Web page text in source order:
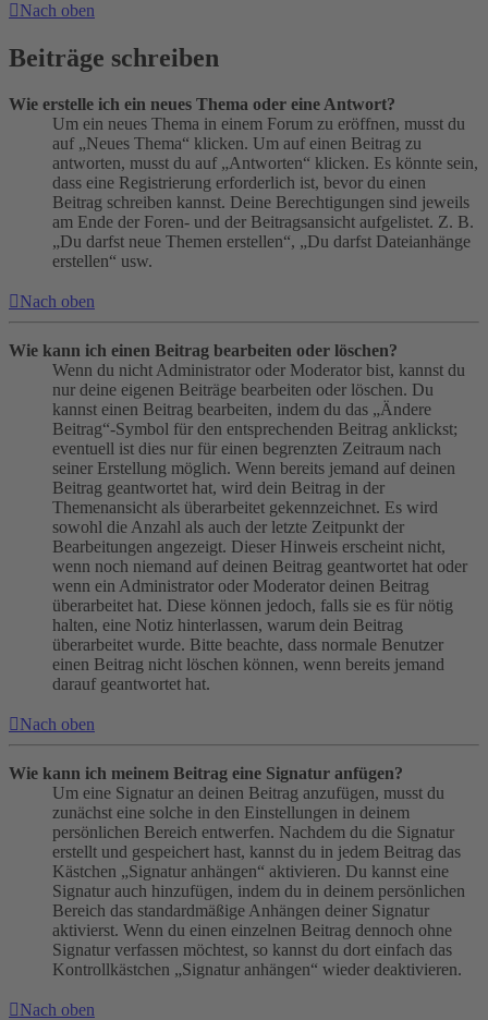
Nach oben
Beiträge schreiben
Wie erstelle ich ein neues Thema oder eine Antwort?
Um ein neues Thema in einem Forum zu eröffnen, musst du
auf „Neues Thema“ klicken. Um auf einen Beitrag zu
antworten, musst du auf „Antworten“ klicken. Es könnte sein,
dass eine Registrierung erforderlich ist, bevor du einen
Beitrag schreiben kannst. Deine Berechtigungen sind jeweils
am Ende der Foren- und der Beitragsansicht aufgelistet. Z. B.
„Du darfst neue Themen erstellen“, „Du darfst Dateianhänge
erstellen“ usw.
Nach oben
Wie kann ich einen Beitrag bearbeiten oder löschen?
Wenn du nicht Administrator oder Moderator bist, kannst du
nur deine eigenen Beiträge bearbeiten oder löschen. Du
kannst einen Beitrag bearbeiten, indem du das „Ändere
Beitrag“-Symbol für den entsprechenden Beitrag anklickst;
eventuell ist dies nur für einen begrenzten Zeitraum nach
seiner Erstellung möglich. Wenn bereits jemand auf deinen
Beitrag geantwortet hat, wird dein Beitrag in der
Themenansicht als überarbeitet gekennzeichnet. Es wird
sowohl die Anzahl als auch der letzte Zeitpunkt der
Bearbeitungen angezeigt. Dieser Hinweis erscheint nicht,
wenn noch niemand auf deinen Beitrag geantwortet hat oder
wenn ein Administrator oder Moderator deinen Beitrag
überarbeitet hat. Diese können jedoch, falls sie es für nötig
halten, eine Notiz hinterlassen, warum dein Beitrag
überarbeitet wurde. Bitte beachte, dass normale Benutzer
einen Beitrag nicht löschen können, wenn bereits jemand
darauf geantwortet hat.
Nach oben
Wie kann ich meinem Beitrag eine Signatur anfügen?
Um eine Signatur an deinen Beitrag anzufügen, musst du
zunächst eine solche in den Einstellungen in deinem
persönlichen Bereich entwerfen. Nachdem du die Signatur
erstellt und gespeichert hast, kannst du in jedem Beitrag das
Kästchen „Signatur anhängen“ aktivieren. Du kannst eine
Signatur auch hinzufügen, indem du in deinem persönlichen
Bereich das standardmäßige Anhängen deiner Signatur
aktivierst. Wenn du einen einzelnen Beitrag dennoch ohne
Signatur verfassen möchtest, so kannst du dort einfach das
Kontrollkästchen „Signatur anhängen“ wieder deaktivieren.
Nach oben